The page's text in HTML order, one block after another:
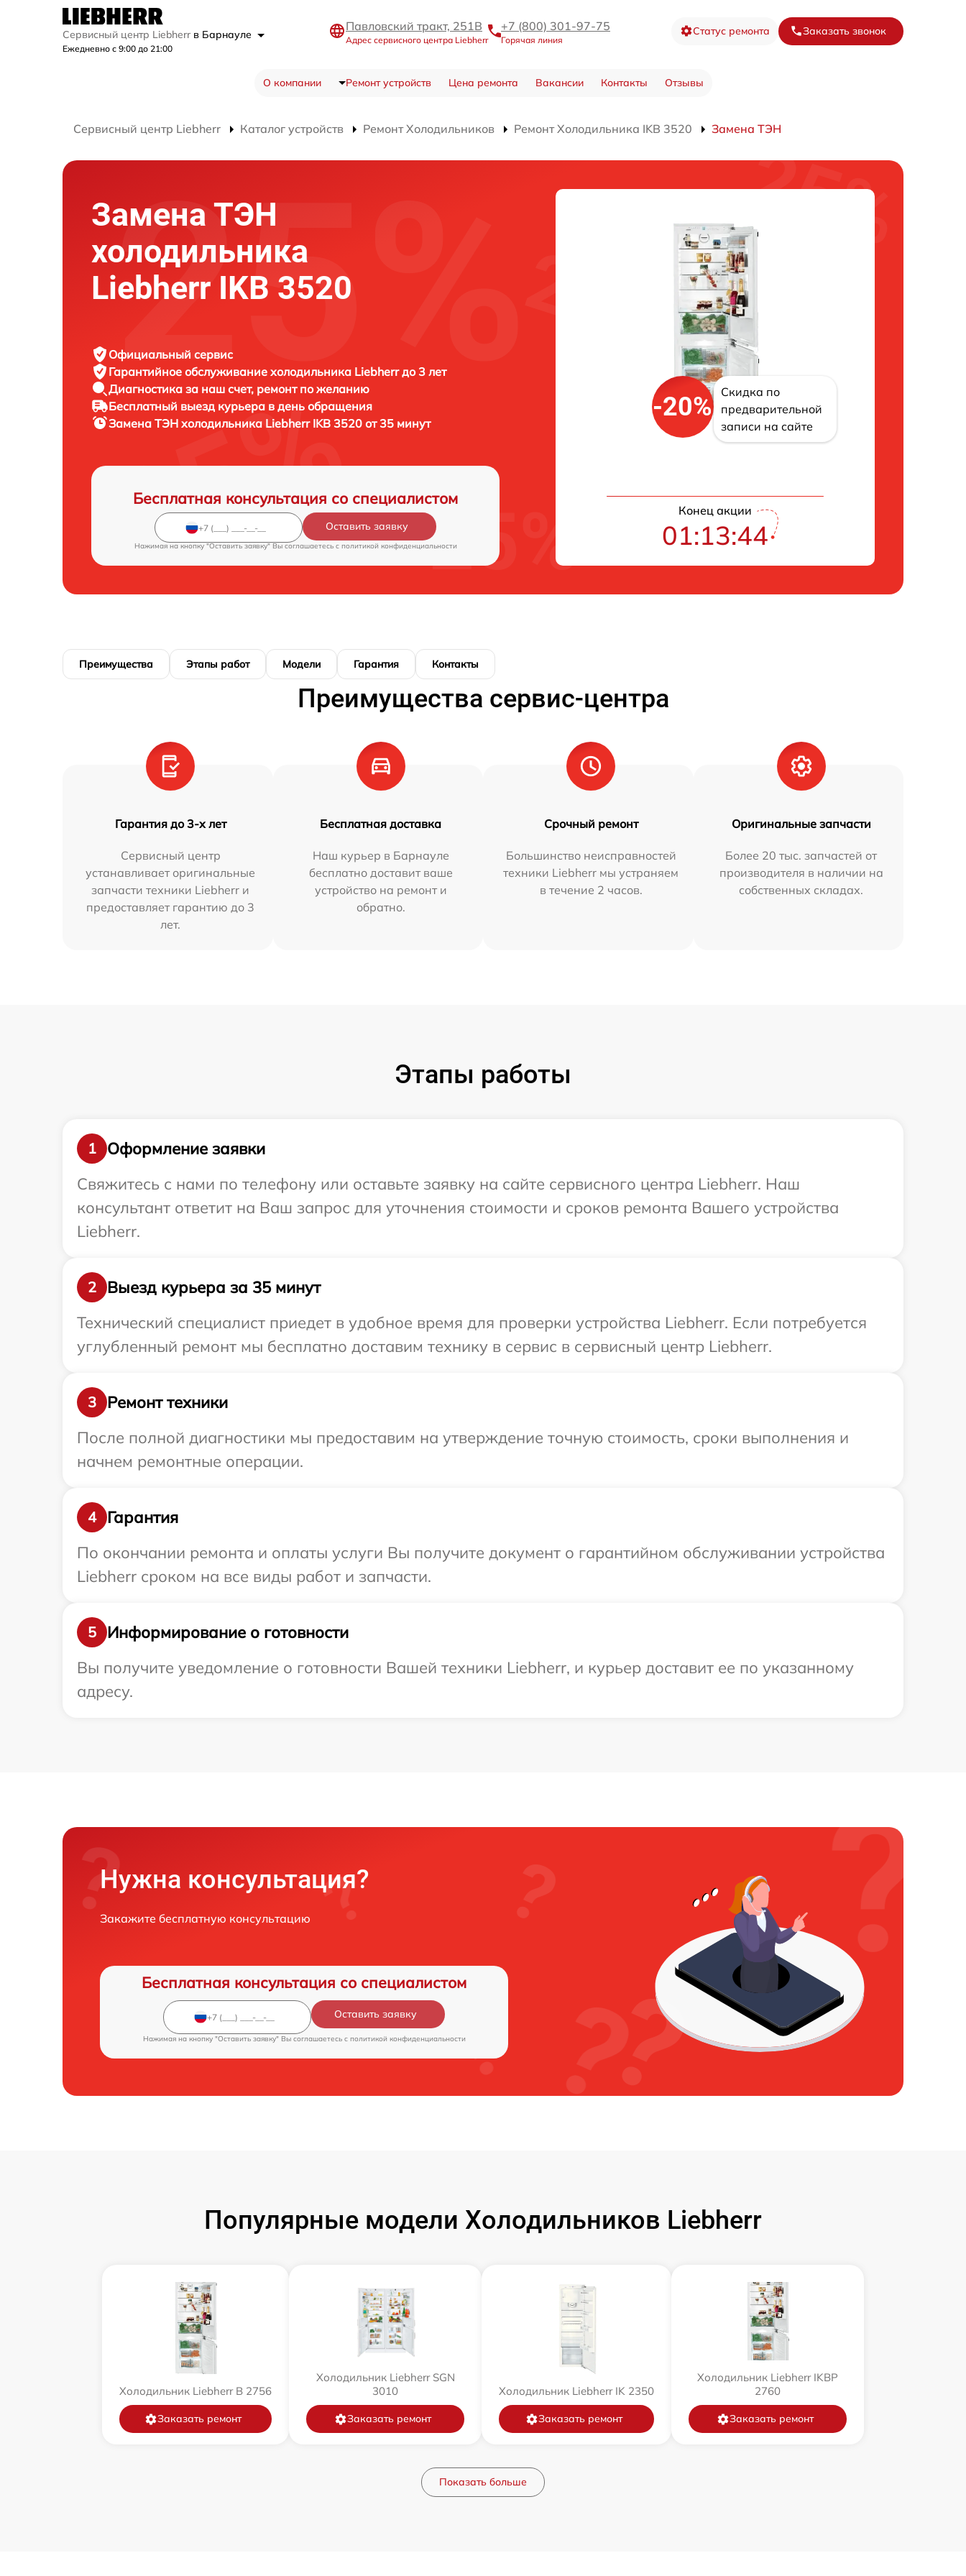
Сервисный центр Liebherr в Барнауле
Ежедневно с 9:00 до 21:00
Павловский тракт, 251В
Адрес сервисного центра Liebherr
+7 (800) 301-97-75
Горячая линия
Статус ремонта Заказать звонок
О компании Ремонт устройств Цена ремонта Вакансии Контакты Отзывы
Сервисный центр Liebherr Каталог устройств Ремонт Холодильников Ремонт Холодильника IKB 3520 Замена ТЭН
Замена ТЭН
холодильника
Liebherr IKB 3520
Официальный сервис
Гарантийное обслуживание холодильника Liebherr до 3 лет
Диагностика за наш счет, ремонт по желанию
Бесплатный выезд курьера в день обращения
Замена ТЭН холодильника Liebherr IKB 3520 от 35 минут
Бесплатная консультация со специалистом
Оставить заявку
Нажимая на кнопку "Оставить заявку" Вы соглашаетесь c политикой конфиденциальности
-20%
Скидка по
предварительной
записи на сайте
Конец акции
01:13:43
Преимущества Этапы работ Модели Гарантия Контакты
Преимущества сервис-центра
Гарантия до 3-х лет
Сервисный центр
устанавливает оригинальные
запчасти техники Liebherr и
предоставляет гарантию до 3
лет.
Бесплатная доставка
Наш курьер в Барнауле
бесплатно доставит ваше
устройство на ремонт и
обратно.
Срочный ремонт
Большинство неисправностей
техники Liebherr мы устраняем
в течение 2 часов.
Оригинальные запчасти
Более 20 тыс. запчастей от
производителя в наличии на
собственных складах.
Этапы работы
1
Оформление заявки
Свяжитесь с нами по телефону или оставьте заявку на сайте сервисного центра Liebherr. Наш
консультант ответит на Ваш запрос для уточнения стоимости и сроков ремонта Вашего устройства
Liebherr.
2
Выезд курьера за 35 минут
Технический специалист приедет в удобное время для проверки устройства Liebherr. Если потребуется
углубленный ремонт мы бесплатно доставим технику в сервис в сервисный центр Liebherr.
3
Ремонт техники
После полной диагностики мы предоставим на утверждение точную стоимость, сроки выполнения и
начнем ремонтные операции.
4
Гарантия
По окончании ремонта и оплаты услуги Вы получите документ о гарантийном обслуживании устройства
Liebherr сроком на все виды работ и запчасти.
5
Информирование о готовности
Вы получите уведомление о готовности Вашей техники Liebherr, и курьер доставит ее по указанному
адресу.
Нужна консультация?
Закажите бесплатную консультацию
Бесплатная консультация со специалистом
Оставить заявку
Нажимая на кнопку "Оставить заявку" Вы соглашаетесь c политикой конфиденциальности
Популярные модели Холодильников Liebherr
Холодильник Liebherr B 2756
Заказать ремонт
Холодильник Liebherr SGN
3010
Заказать ремонт
Холодильник Liebherr IK 2350
Заказать ремонт
Холодильник Liebherr IKBP
2760
Заказать ремонт
Показать больше